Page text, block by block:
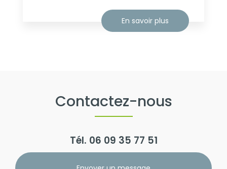
En savoir plus
Contactez-nous
Tél. 06 09 35 77 51